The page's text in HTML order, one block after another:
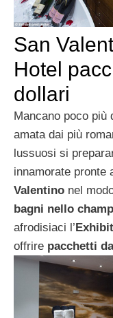
San
Hotel
dollari
Mancano poco più
amata dai più
lussuosi si
innamorate pronte
Valentino nel
bagni nello
afrodisiaci l’
offrire pacchetti